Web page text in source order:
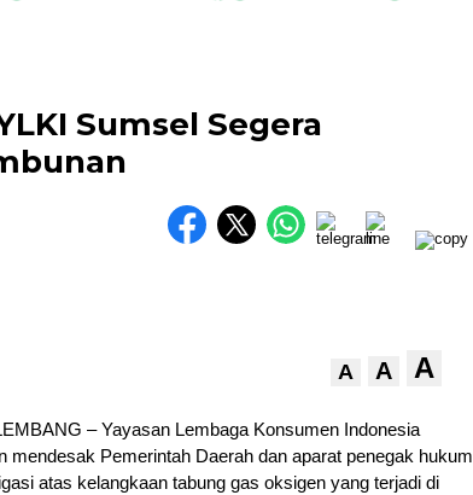
Sumsel Segera
A A A
– Yayasan Lembaga Konsumen Indonesia
mendesak Pemerintah Daerah dan aparat penegak hukum
atas kelangkaan tabung gas oksigen yang terjadi di